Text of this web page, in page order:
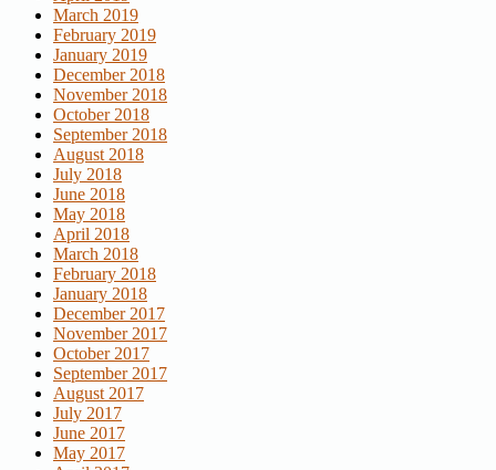
March 2019
February 2019
January 2019
December 2018
November 2018
October 2018
September 2018
August 2018
July 2018
June 2018
May 2018
April 2018
March 2018
February 2018
January 2018
December 2017
November 2017
October 2017
September 2017
August 2017
July 2017
June 2017
May 2017